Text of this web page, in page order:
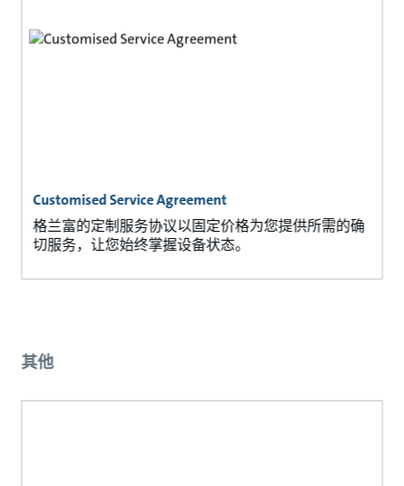
Customised Service Agreement
格兰富的定制服务协议以固定价格为您提供所需的确
切服务，让您始终掌握设备状态。
其他